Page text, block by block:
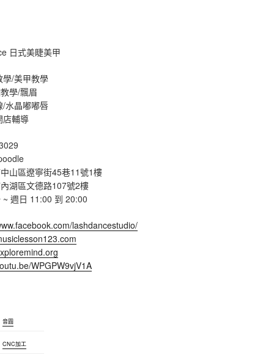
音圓
CNC加工
日式美睫美甲
/美甲教學
學/飄眉
水晶嘟嘟唇
店輔導
山區遼寧街45巷11號1樓
湖區文德路107號2樓
週日 11:00 到 20:00
lashdancestudio/
WPGPW9vjV1A